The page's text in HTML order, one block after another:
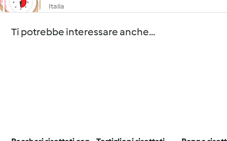
Italia
Ti potrebbe interessare anche...